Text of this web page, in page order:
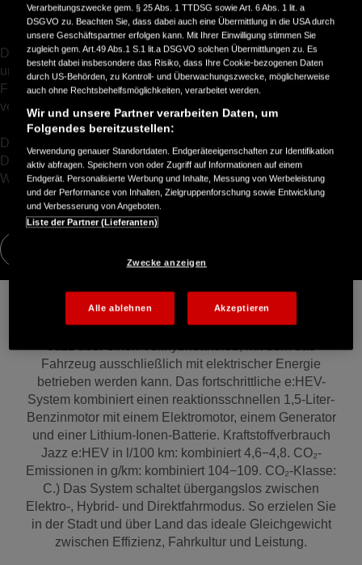
Der Honda Jazz ist in den Ausstattungslinien Elegance, Sport
und Advance erhältlich. Mit einem durchdachten Niveau an
Fahrkultur, Technologie und Stil für das moderne,
vernetzte Leben.
Der Crosstar ist schon rein optisch unverwechselbar. Mit einer
Dachreling und einer erhöhten Karosserie ist er die ideale
Wahl für alle, die mehr vom Leben wollen.
Vollhybrid-Effizienz und elektrifizierte Leistung
Im Gegensatz zu einem Mildhybrid verfügt der Honda
Fahrzeug ausschließlich mit elektrischer Energie
betrieben werden kann. Das fortschrittliche e:HEV-
System kombiniert einen reaktionsschnellen 1,5-Liter-
Benzinmotor mit einem Elektromotor, einem Generator
und einer Lithium-Ionen-Batterie. Kraftstoffverbrauch
Jazz e:HEV in l/100 km: kombiniert 4,6−4,8. CO₂-
Emissionen in g/km: kombiniert 104−109. CO₂-Klasse:
C.) Das System schaltet übergangslos zwischen
Elektro-, Hybrid- und Direktfahrmodus. So erzielen Sie
in der Stadt und über Land das ideale Gleichgewicht
zwischen Effizienz, Fahrkultur und Leistung.
Verarbeitungszwecke gem. § 25 Abs. 1 TTDSG sowie Art. 6 Abs. 1 lit. a
DSGVO zu. Beachten Sie, dass dabei auch eine Übermittlung in die USA durch
unsere Geschäftspartner erfolgen kann. Mit Ihrer Einwilligung stimmen Sie
zugleich gem. Art.49 Abs.1 S.1 lit.a DSGVO solchen Übermittlungen zu. Es
besteht dabei insbesondere das Risiko, dass Ihre Cookie-bezogenen Daten
durch US-Behörden, zu Kontroll- und Überwachungszwecke, möglicherweise
auch ohne Rechtsbehelfsmöglichkeiten, verarbeitet werden.
Wir und unsere Partner verarbeiten Daten, um
Folgendes bereitzustellen:
Verwendung genauer Standortdaten. Endgeräteeigenschaften zur Identifikation
aktiv abfragen. Speichern von oder Zugriff auf Informationen auf einem
Endgerät. Personalisierte Werbung und Inhalte, Messung von Werbeleistung
und der Performance von Inhalten, Zielgruppenforschung sowie Entwicklung
und Verbesserung von Angeboten.
Liste der Partner (Lieferanten)
Zwecke anzeigen
Alle ablehnen Akzeptieren